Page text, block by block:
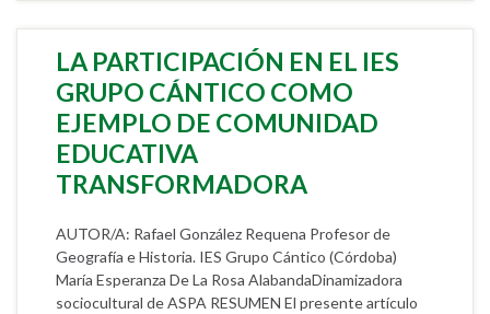
LA PARTICIPACIÓN EN EL IES
GRUPO CÁNTICO COMO
EJEMPLO DE COMUNIDAD
EDUCATIVA
TRANSFORMADORA
AUTOR/A: Rafael González Requena Profesor de
Geografía e Historia. IES Grupo Cántico (Córdoba)
María Esperanza De La Rosa AlabandaDinamizadora
sociocultural de ASPA RESUMEN El presente artículo